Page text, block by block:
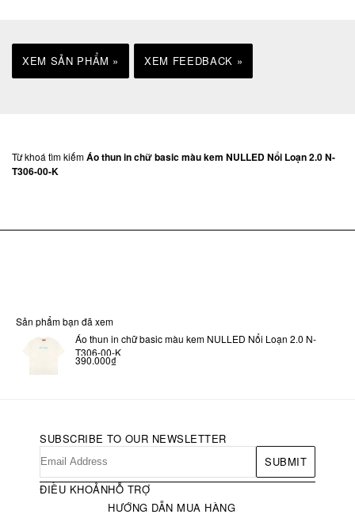
XEM SẢN PHẨM » XEM FEEDBACK »
Từ khoá tìm kiếmÁo thun in chữ basic màu kem NULLED Nổi Loạn 2.0 N-
T306-00-K
Sản phẩm bạn đã xem
Áo thun in chữ basic màu kem NULLED Nổi Loạn 2.0 N-
T306-00-K
390.000₫
SUBSCRIBE TO OUR NEWSLETTER
SUBMIT
ĐIỀU KHOẢNHỖ TRỢ
HƯỚNG DẪN MUA HÀNG